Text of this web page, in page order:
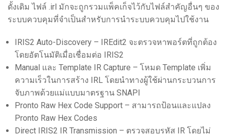
ดั้งเดิม ไฟล์ .irl มักจะถูกรวมแพ็คเก็จไว้กับไฟล์สำคัญอื่นๆ ของ
ระบบควบคุมที่จำเป็นสำหรับการนำระบบควบคุมไปใช้งาน
IRIS2 Auto-Discovery – IREdit2 จะตรวจหาพอร์ตที่ถูกต้อง
โดยอัตโนมัติเมื่อเชื่อมต่อ IRIS2
Manual และ Template IR Capture – โหมด Template เพิ่ม
ความเร็วในการสร้าง IRL โดยนำทางผู้ใช้ผ่านกระบวนการ
จับภาพด้วยแม่แบบมาตรฐาน SNAPI
Pronto Raw Hex Code Support – สามารถป้อนและแปลง
Pronto Raw Hex Codes
Direct IRIS2 IR Transmission – ตรวจสอบรหัส IR โดยไม่